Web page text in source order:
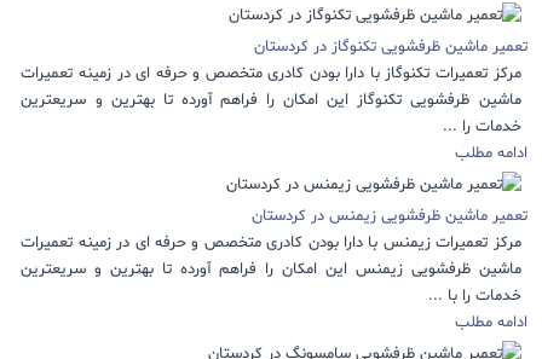
تعمیر ماشین ظرفشویی تکنوگاز در کردستان
مرکز تعمیرات تکنوگاز با دارا بودن کادری متخصص و حرفه ای در زمینه تعمیرات
ماشین ظرفشویی تکنوگاز این امکان را فراهم آورده تا بهترین و سریعترین
خدمات را ...
ادامه مطلب
تعمیر ماشین ظرفشویی زیمنس در کردستان
مرکز تعمیرات زیمنس با دارا بودن کادری متخصص و حرفه ای در زمینه تعمیرات
ماشین ظرفشویی زیمنس این امکان را فراهم آورده تا بهترین و سریعترین
خدمات را با ...
ادامه مطلب